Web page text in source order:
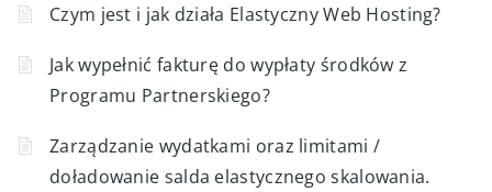
Czym jest i jak działa Elastyczny Web Hosting?
Jak wypełnić fakturę do wypłaty środków z
Programu Partnerskiego?
Zarządzanie wydatkami oraz limitami /
doładowanie salda elastycznego skalowania.